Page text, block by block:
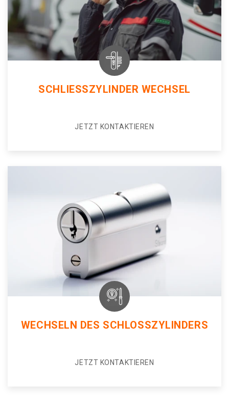
SCHLIESSZYLINDER WECHSEL
JETZT KONTAKTIEREN
WECHSELN DES SCHLOSSZYLINDERS
JETZT KONTAKTIEREN